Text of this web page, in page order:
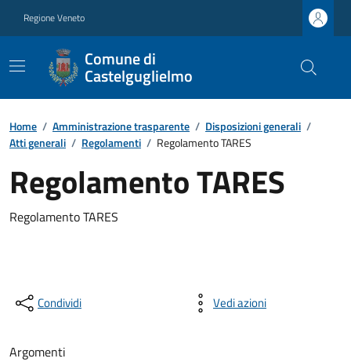
Regione Veneto
Comune di
Castelguglielmo
Home / Amministrazione trasparente / Disposizioni generali /
Atti generali / Regolamenti / Regolamento TARES
Regolamento TARES
Regolamento TARES
Condividi Vedi azioni
Argomenti